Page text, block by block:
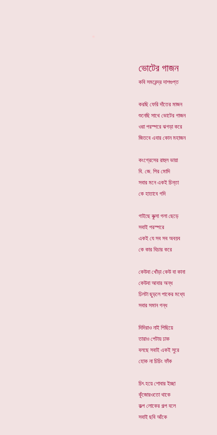
ভোটের গাজন
কবি সমরেন্দ্র দাশগুপ্ত
করছি ফেরি দাঁতের মাজন
শুনেছি সাথে ভোটের গাজন
ওরা পরস্পরে ঝগড়া করে
জিতবে এবার কোন মহাজন
কংগ্রেসের রাহুল ভায়া
বি. জে. পির মোদি
সবার মনে একই চিন্তা
কে হাতাবে গদি
গাইছে কুত্সা গলা ছেড়ে
সবাই পরস্পরে
একই যে সব সব অবয়ব
কে কার বিচার করে
কেউবা খোঁড়া কেউ বা কানা
কেউবা আবার অন্ধ
ঢিলটা ছুড়লে পাকের মধ্যে
সবার সমান গন্ধ
দিদিরাও নাই পিছিয়ে
তারাও পেটায় ঢাক
বলছে সবাই একই সুরে
হোক না চিচিং ফাঁক
চিৎ হয়ে শোবার ইচ্ছা
কূঁজোরওতো থাকে
কল্প লোকের গল্প বলে
সবাই ছবি আঁকে